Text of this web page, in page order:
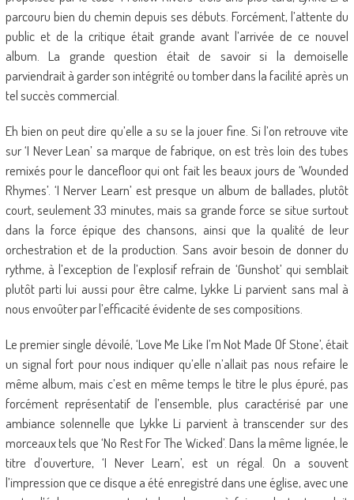
parcouru bien du chemin depuis ses débuts. Forcément, l’attente du
public et de la critique était grande avant l’arrivée de ce nouvel
album. La grande question était de savoir si la demoiselle
parviendrait à garder son intégrité ou tomber dans la facilité après un
tel succès commercial.
Eh bien on peut dire qu’elle a su se la jouer fine. Si l’on retrouve vite
sur ‘I Never Lean’ sa marque de fabrique, on est très loin des tubes
remixés pour le dancefloor qui ont fait les beaux jours de ‘Wounded
Rhymes’. ‘I Nerver Learn’ est presque un album de ballades, plutôt
court, seulement 33 minutes, mais sa grande force se situe surtout
dans la force épique des chansons, ainsi que la qualité de leur
orchestration et de la production. Sans avoir besoin de donner du
rythme, à l’exception de l’explosif refrain de ‘Gunshot’ qui semblait
plutôt parti lui aussi pour être calme, Lykke Li parvient sans mal à
nous envoûter par l’efficacité évidente de ses compositions.
Le premier single dévoilé, ‘Love Me Like I’m Not Made Of Stone’, était
un signal fort pour nous indiquer qu’elle n’allait pas nous refaire le
même album, mais c’est en même temps le titre le plus épuré, pas
forcément représentatif de l’ensemble, plus caractérisé par une
ambiance solennelle que Lykke Li parvient à transcender sur des
morceaux tels que ‘No Rest For The Wicked’. Dans la même lignée, le
titre d’ouverture, ‘I Never Learn’, est un régal. On a souvent
l’impression que ce disque a été enregistré dans une église, avec une